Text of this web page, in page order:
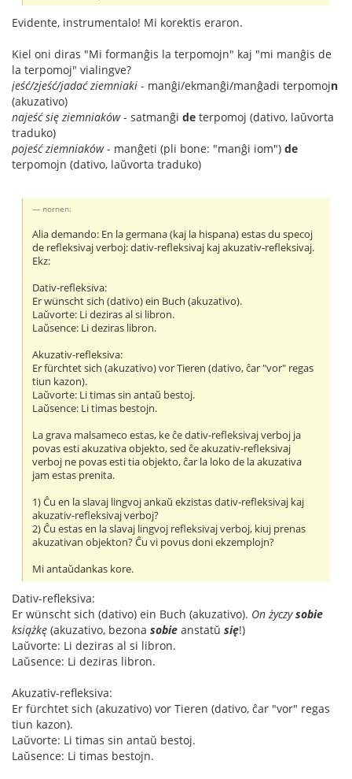
Evidente, instrumentalo! Mi korektis eraron.
Kiel oni diras "Mi formanĝis la terpomojn" kaj "mi manĝis de
la terpomoj" vialingve?
jeść/zjeść/jadać ziemniaki - manĝi/ekmanĝi/manĝadi terpomojn
(akuzativo)
najeść się ziemniaków- satmanĝi de terpomoj (dativo, laŭvorta
traduko)
pojeść ziemniaków- manĝeti (pli bone: "manĝi iom") de
terpomojn (dativo, laŭvorta traduko)
nornen:
Alia demando: En la germana (kaj la hispana) estas du specoj
de refleksivaj verboj: dativ-refleksivaj kaj akuzativ-refleksivaj.
Ekz:
Dativ-refleksiva:
Er wünscht sich (dativo) ein Buch (akuzativo).
Laŭvorte: Li deziras al si libron.
Laŭsence: Li deziras libron.
Akuzativ-refleksiva:
Er fürchtet sich (akuzativo) vor Tieren (dativo, ĉar "vor" regas
tiun kazon).
Laŭvorte: Li timas sin antaŭ bestoj.
Laŭsence: Li timas bestojn.
La grava malsameco estas, ke ĉe dativ-refleksivaj verboj ja
povas esti akuzativa objekto, sed ĉe akuzativ-refleksivaj
verboj ne povas esti tia objekto, ĉar la loko de la akuzativa
jam estas prenita.
1) Ĉu en la slavaj lingvoj ankaŭ ekzistas dativ-refleksivaj kaj
akuzativ-refleksivaj verboj?
2) Ĉu estas en la slavaj lingvoj refleksivaj verboj, kiuj prenas
akuzativan objekton? Ĉu vi povus doni ekzemplojn?
Mi antaŭdankas kore.
Dativ-refleksiva:
Er wünscht sich (dativo) ein Buch (akuzativo). On życzysobie
książkę (akuzativo, bezona sobie anstatŭ się!)
Laŭvorte: Li deziras al si libron.
Laŭsence: Li deziras libron.
Akuzativ-refleksiva:
Er fürchtet sich (akuzativo) vor Tieren (dativo, ĉar "vor" regas
tiun kazon).
Laŭvorte: Li timas sin antaŭ bestoj.
Laŭsence: Li timas bestojn.